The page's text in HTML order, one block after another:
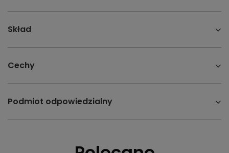
Skład
Cechy
Podmiot odpowiedzialny